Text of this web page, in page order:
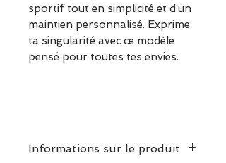
sportif tout en simplicité et d’un
maintien personnalisé. Exprime
ta singularité avec ce modèle
pensé pour toutes tes envies.
Informations sur le produit